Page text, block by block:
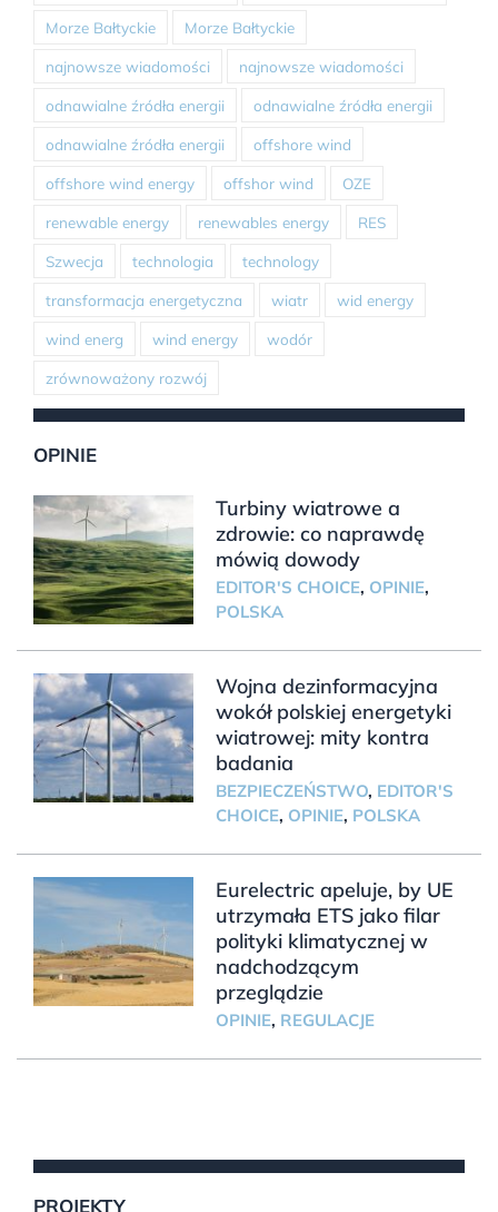
Morze Bałtyckie Morze Bałtyckie
najnowsze wiadomości najnowsze wiadomości
odnawialne źródła energii odnawialne źródła energii
odnawialne źródła energii offshore wind
offshore wind energy offshor wind OZE
renewable energy renewables energy RES
Szwecja technologia technology
transformacja energetyczna wiatr wid energy
wind energ wind energy wodór
zrównoważony rozwój
OPINIE
Turbiny wiatrowe a
zdrowie: co naprawdę
mówią dowody
EDITOR'S CHOICE, OPINIE,
POLSKA
Wojna dezinformacyjna
wokół polskiej energetyki
wiatrowej: mity kontra
badania
BEZPIECZEŃSTWO, EDITOR'S
CHOICE, OPINIE, POLSKA
Eurelectric apeluje, by UE
utrzymała ETS jako filar
polityki klimatycznej w
nadchodzącym
przeglądzie
OPINIE, REGULACJE
PROJEKTY